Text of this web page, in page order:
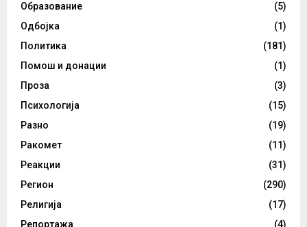
Образование
(5)
Одбојка
(1)
Политика
(181)
Помош и донации
(1)
Проза
(3)
Психологија
(15)
Разно
(19)
Ракомет
(11)
Реакции
(31)
Регион
(290)
Религија
(17)
Репортажа
(4)